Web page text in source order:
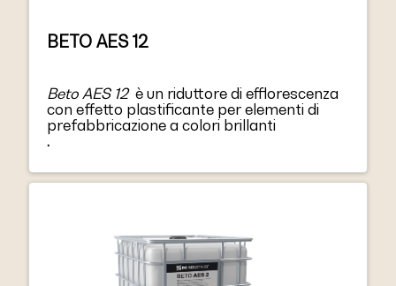
BETO AES 12
Beto AES 12 è un riduttore di efflorescenza
con effetto plastificante per elementi di
prefabbricazione a colori brillanti
.